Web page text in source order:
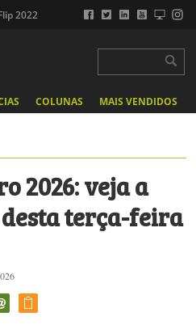
2022
COLUNAS MAIS VENDIDOS
2026: veja a
terça-feira